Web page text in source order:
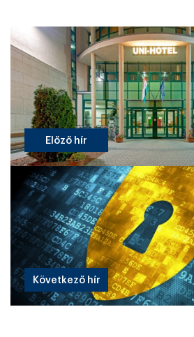
Előző hír
Következő hír